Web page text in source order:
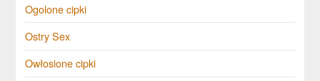
Ogolone cipki
Ostry Sex
Owłosione cipki